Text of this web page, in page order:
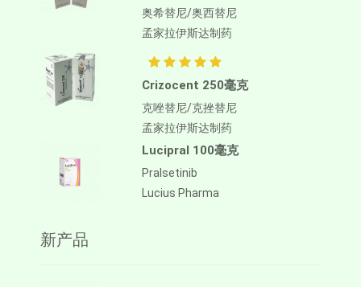
奥希替尼/奥西替尼
孟家拉伊斯达制药
Crizocent 250毫克
克唑替尼/克挫替尼
孟家拉伊斯达制药
Lucipral 100毫克
Pralsetinib
Lucius Pharma
新产品